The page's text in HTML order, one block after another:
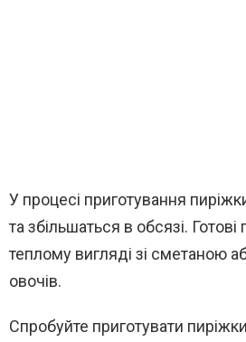
У процесі приготування
та збільшаться в обсязі.
теплому вигляді зі сметаною
овочів.
Спробуйте приготувати